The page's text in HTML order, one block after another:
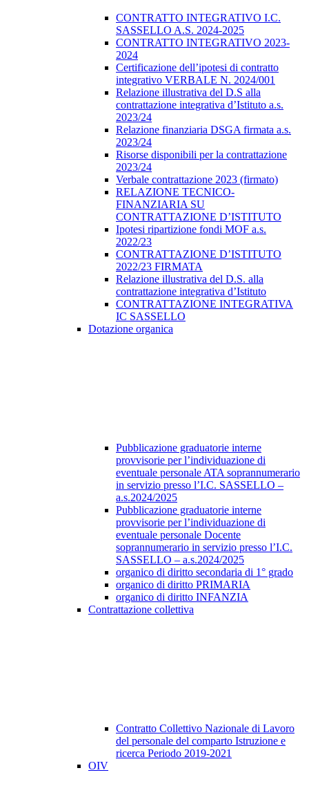
CONTRATTO INTEGRATIVO I.C.
SASSELLO A.S. 2024-2025
CONTRATTO INTEGRATIVO 2023-
2024
Certificazione dell’ipotesi di contratto
integrativo VERBALE N. 2024/001
Relazione illustrativa del D.S alla
contrattazione integrativa d’Istituto a.s.
2023/24
Relazione finanziaria DSGA firmata a.s.
2023/24
Risorse disponibili per la contrattazione
2023/24
Verbale contrattazione 2023 (firmato)
RELAZIONE TECNICO-
FINANZIARIA SU
CONTRATTAZIONE D’ISTITUTO
Ipotesi ripartizione fondi MOF a.s.
2022/23
CONTRATTAZIONE D’ISTITUTO
2022/23 FIRMATA
Relazione illustrativa del D.S. alla
contrattazione integrativa d’Istituto
CONTRATTAZIONE INTEGRATIVA
IC SASSELLO
Dotazione organica
Pubblicazione graduatorie interne
provvisorie per l’individuazione di
eventuale personale ATA soprannumerario
in servizio presso l’I.C. SASSELLO –
a.s.2024/2025
Pubblicazione graduatorie interne
provvisorie per l’individuazione di
eventuale personale Docente
soprannumerario in servizio presso l’I.C.
SASSELLO – a.s.2024/2025
organico di diritto secondaria di 1° grado
organico di diritto PRIMARIA
organico di diritto INFANZIA
Contrattazione collettiva
Contratto Collettivo Nazionale di Lavoro
del personale del comparto Istruzione e
ricerca Periodo 2019-2021
OIV